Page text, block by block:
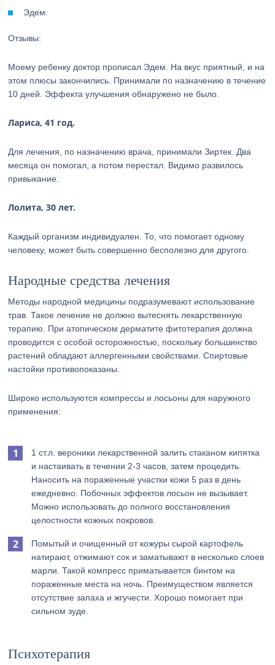
Эдем.
Отзывы:
Моему ребенку доктор прописал Эдем. На вкус приятный, и на
этом плюсы закончились. Принимали по назначению в течение
10 дней. Эффекта улучшения обнаружено не было.
Лариса, 41 год.
Для лечения, по назначению врача, принимали Зиртек. Два
месяца он помогал, а потом перестал. Видимо развилось
привыкание.
Лолита, 30 лет.
Каждый организм индивидуален. То, что помогает одному
человеку, может быть совершенно бесполезно для другого.
Народные средства лечения
Методы народной медицины подразумевают использование
трав. Такое лечение не должно вытеснять лекарственную
терапию. При атопическом дерматите фитотерапия должна
проводится с особой осторожностью, поскольку большинство
растений обладают аллергенными свойствами. Спиртовые
настойки противопоказаны.
Широко используются компрессы и лосьоны для наружного
применения:
1 ст.л. вероники лекарственной залить стаканом кипятка
и настаивать в течении 2-3 часов, затем процедить.
Наносить на пораженные участки кожи 5 раз в день
ежедневно. Побочных эффектов лосьон не вызывает.
Можно использовать до полного восстановления
целостности кожных покровов.
Помытый и очищенный от кожуры сырой картофель
натирают, отжимают сок и заматывают в несколько слоев
марли. Такой компресс приматывается бинтом на
пораженные места на ночь. Преимуществом является
отсутствие запаха и жгучести. Хорошо помогает при
сильном зуде.
Психотерапия